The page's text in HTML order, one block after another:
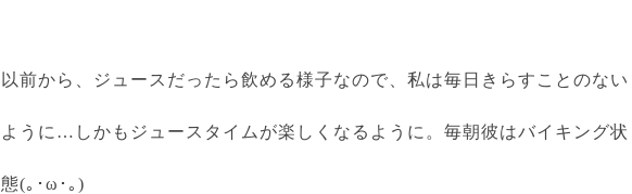
以前から、ジュースだったら飲める様子なので、私は毎日きらすことのない
ように…しかもジュースタイムが楽しくなるように。毎朝彼はバイキング状
態(｡･ω･｡)